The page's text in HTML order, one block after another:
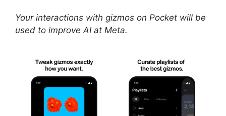
Your interactions with gizmos on Pocket will be
used to improve AI at Meta.